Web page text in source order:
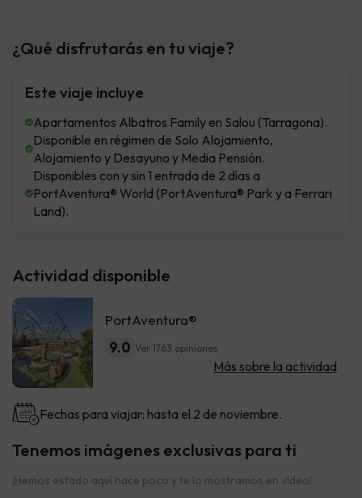
¿Qué disfrutarás en tu viaje?
Este viaje incluye
Apartamentos Albatros Family en Salou (Tarragona).
Disponible en régimen de Solo Alojamiento,
Alojamiento y Desayuno y Media Pensión.
Disponibles con y sin 1 entrada de 2 días a
PortAventura® World (PortAventura® Park y a Ferrari
Land).
Actividad disponible
PortAventura®
9.0 Ver 1763 opiniones
Más sobre la actividad
Fechas para viajar: hasta el 2 de noviembre.
Tenemos imágenes exclusivas para ti
¡Hemos estado aquí hace poco y te lo mostramos en vídeo!